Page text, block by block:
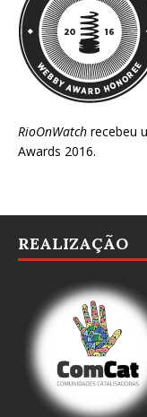
RioOnWatch recebeu
Awards 2016.
REALIZAÇÃO